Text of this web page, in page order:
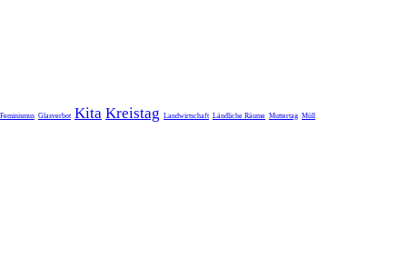
Feminismus Glasverbot Kita Kreistag Landwirtschaft Ländliche Räume Muttertag Müll